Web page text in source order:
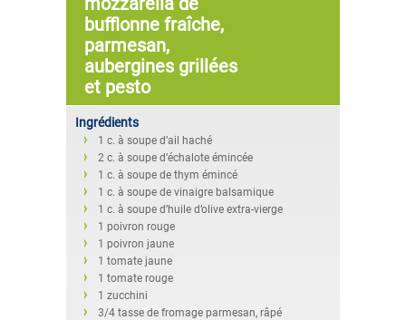
bufflonne fraîche,
parmesan,
aubergines grillées
et pesto
Ingrédients
1 c. à soupe d’ail haché
2 c. à soupe d’échalote émincée
1 c. à soupe de thym émincé
1 c. à soupe de vinaigre balsamique
1 c. à soupe d’huile d’olive extra-vierge
1 poivron rouge
1 poivron jaune
1 tomate jaune
1 tomate rouge
1 zucchini
3/4 tasse de fromage parmesan, râpé